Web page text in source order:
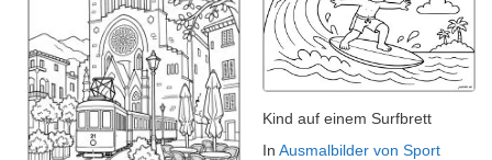
Kind auf einem Surfbrett
In Ausmalbilder von Sport